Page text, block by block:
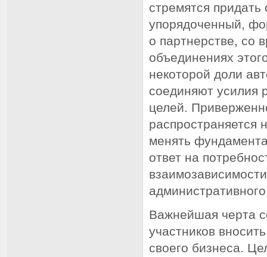
стремятся
упорядоченный,
о партнерстве, со
объединениях
некоторой доли
соединяют усилия
целей.
распространяется
менять
ответ на
Важнейшая черта
участников
своего бизнеса.